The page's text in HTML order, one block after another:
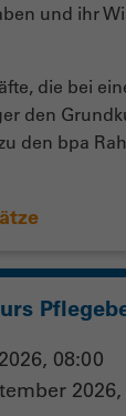
und ihr
die bei
den
den bpa
08:00
2026,